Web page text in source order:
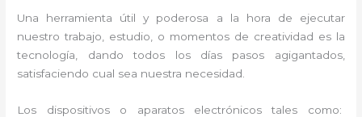
Una herramienta útil y poderosa a la hora de ejecutar
nuestro trabajo, estudio, o momentos de creatividad es la
tecnología, dando todos los días pasos agigantados,
satisfaciendo cual sea nuestra necesidad.
Los dispositivos o aparatos electrónicos tales como: